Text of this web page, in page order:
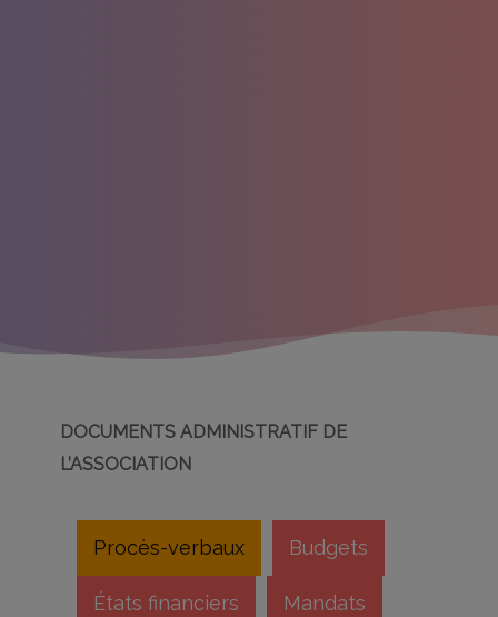
DOCUMENTS ADMINISTRATIF DE
L’ASSOCIATION
Procès-verbaux Budgets
États financiers Mandats